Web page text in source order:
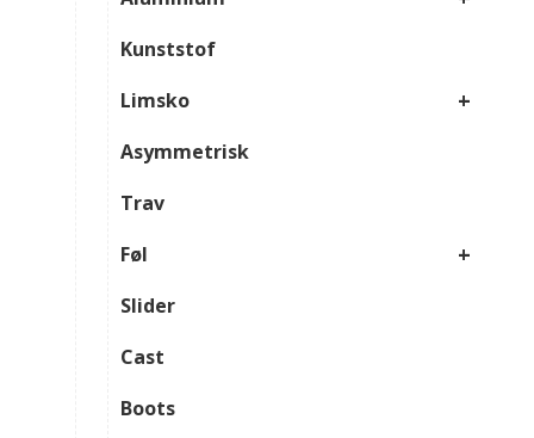
Kunststof
Limsko
+
Asymmetrisk
Trav
Føl
+
Slider
Cast
Boots